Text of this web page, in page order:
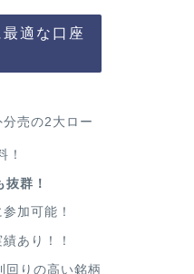
適な口座
売の2大ロー
！
群！
加可能！
あり！！
回りの高い銘柄